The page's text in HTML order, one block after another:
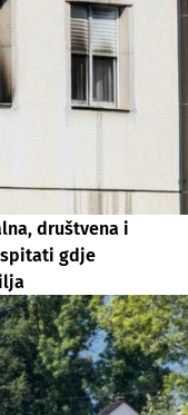
društvena i
gdje